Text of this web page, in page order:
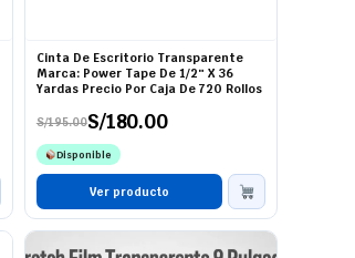
Cinta De Escritorio Transparente
Marca: Power Tape De 1/2″ X 36
Yardas Precio Por Caja De 720 Rollos
S/195.00
El
precio
original
era:
S/195.00.
S/180.00
El
precio
actual
es:
S/180.00.
Disponible
Ver producto